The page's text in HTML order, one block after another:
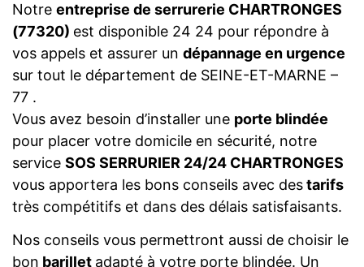
Notre entreprise de serrurerie CHARTRONGES
(77320) est disponible 24 24 pour répondre à
vos appels et assurer un dépannage en urgence
sur tout le département de SEINE-ET-MARNE –
77 .
Vous avez besoin d’installer une porte blindée
pour placer votre domicile en sécurité, notre
service SOS SERRURIER 24/24 CHARTRONGES
vous apportera les bons conseils avec destarifs
très compétitifs et dans des délais satisfaisants.
Nos conseils vous permettront aussi de choisir le
bon barillet adapté à votre porte blindée. Un